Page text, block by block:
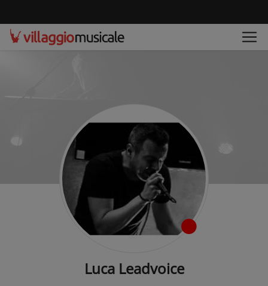
Luca Leadvoice